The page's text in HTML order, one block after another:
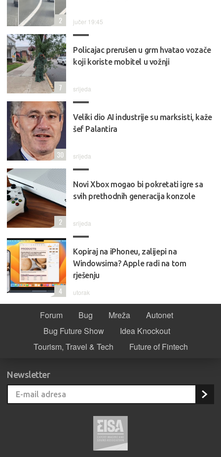
jučer 19:45
2
Policajac prerušen u grm hvatao vozače
koji koriste mobitel u vožnji
srijeda
7
Veliki dio AI industrije su marksisti, kaže
šef Palantira
srijeda
30
Novi Xbox mogao bi pokretati igre sa
svih prethodnih generacija konzole
srijeda
2
Kopiraj na iPhoneu, zalijepi na
Windowsima? Apple radi na tom
rješenju
utorak
4
Forum Bug Mreža
Autonet
Bug Future Show
Idea Knockout
Tourism, Travel & Tech
Future of Fintech
Newsletter